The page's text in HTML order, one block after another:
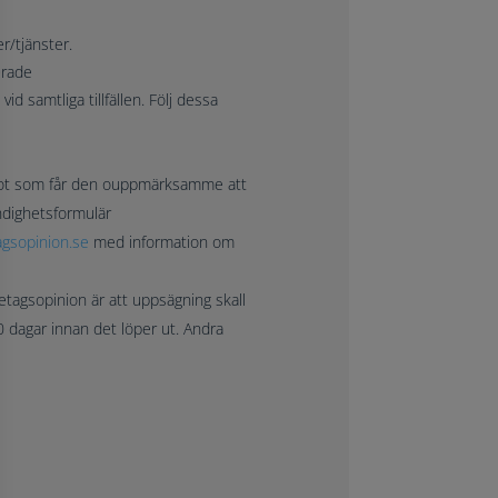
tjänster.
samtliga tillfällen. Följ dessa
som får den ouppmärksamme att
med information om
är att uppsägning skall
dagar innan det löper ut. Andra